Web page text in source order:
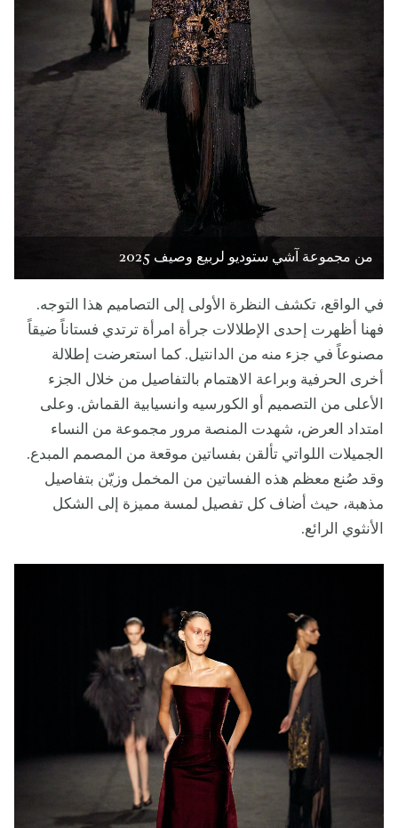
من مجموعة آشي ستوديو لربيع وصيف 2025
في الواقع، تكشف النظرة الأولى إلى التصاميم هذا التوجه.
فهنا أظهرت إحدى الإطلالات جرأة امرأة ترتدي فستاناً ضيقاً
مصنوعاً في جزء منه من الدانتيل. كما استعرضت إطلالة
أخرى الحرفية وبراعة الاهتمام بالتفاصيل من خلال الجزء
الأعلى من التصميم أو الكورسيه وانسيابية القماش. وعلى
امتداد العرض، شهدت المنصة مرور مجموعة من النساء
الجميلات اللواتي تألقن بفساتين موقعة من المصمم المبدع.
وقد صُنع معظم هذه الفساتين من المخمل وزيّن بتفاصيل
مذهبة، حيث أضاف كل تفصيل لمسة مميزة إلى الشكل
الأنثوي الرائع.